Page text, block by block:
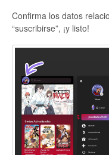
Confirma los datos
“suscribirse”, ¡y listo!